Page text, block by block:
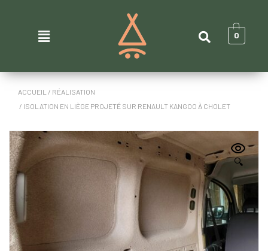
0
ACCUEIL / RÉALISATION
/ ISOLATION EN LIÈGE PROJETÉ SUR RENAULT KANGOO À CHOLET
🔍